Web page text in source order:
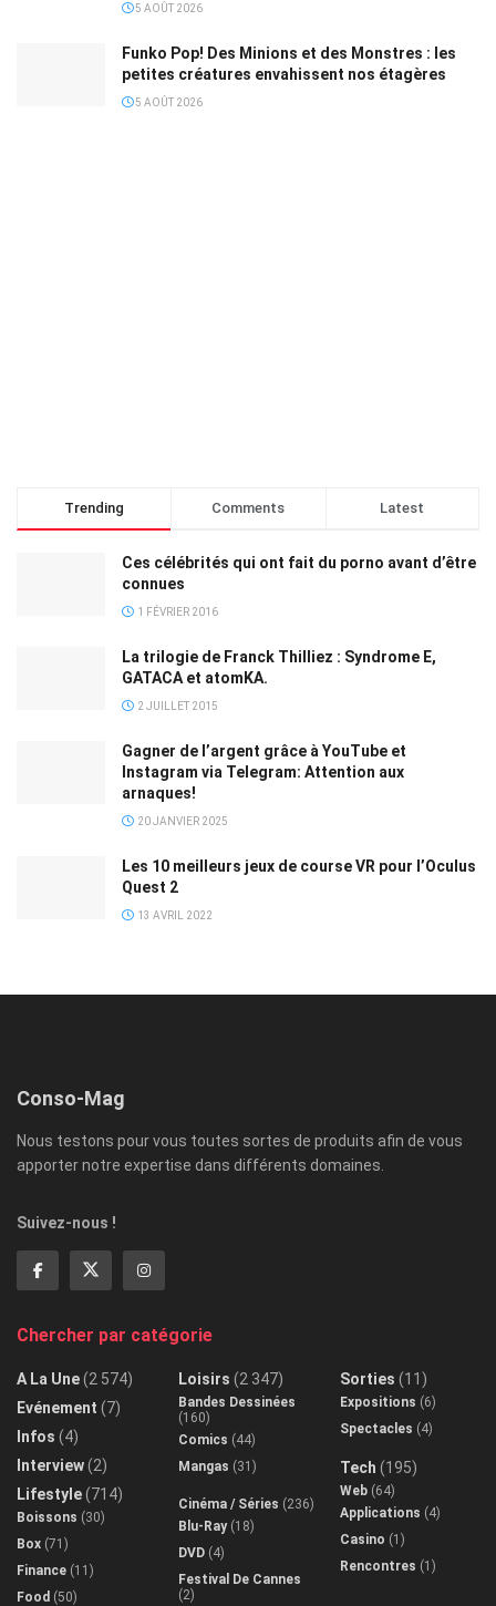
5 AOÛT 2026
Funko Pop! Des Minions et des Monstres : les
petites créatures envahissent nos étagères
5 AOÛT 2026
Trending Comments Latest
Ces célébrités qui ont fait du porno avant d’être
connues
1 FÉVRIER 2016
La trilogie de Franck Thilliez : Syndrome E,
GATACA et atomKA.
2 JUILLET 2015
Gagner de l’argent grâce à YouTube et
Instagram via Telegram: Attention aux
arnaques!
20 JANVIER 2025
Les 10 meilleurs jeux de course VR pour l’Oculus
Quest 2
13 AVRIL 2022
Conso-Mag
Nous testons pour vous toutes sortes de produits afin de vous
apporter notre expertise dans différents domaines.
Suivez-nous !
Chercher par catégorie
A La Une(2 574)
Evénement (7)
Infos (4)
Interview(2)
Lifestyle(714)
Boissons (30)
Box (71)
Finance (11)
Food (50)
Loisirs (2 347)
Bandes Dessinées
(160)
Comics (44)
Mangas (31)
Cinéma / Séries (236)
Blu-Ray(18)
DVD (4)
Festival De Cannes
(2)
Sorties (11)
Expositions (6)
Spectacles (4)
Tech (195)
Web (64)
Applications (4)
Casino (1)
Rencontres (1)